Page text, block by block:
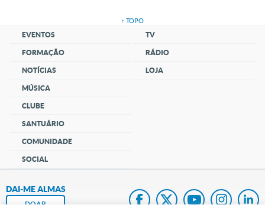
↑ TOPO
EVENTOS
FORMAÇÃO
NOTÍCIAS
MÚSICA
CLUBE
SANTUÁRIO
COMUNIDADE
SOCIAL
TV
RÁDIO
LOJA
DAI-ME ALMAS
DOAR